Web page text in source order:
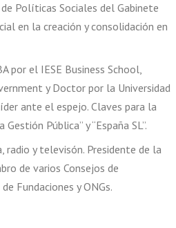
Políticas Sociales del Gabinete
en la creación y consolidación en
por el IESE Business School,
y Doctor por la Universidad
ante el espejo. Claves para la
Pública” y “España SL”.
radio y televisón. Presidente de la
de varios Consejos de
Fundaciones y ONGs.